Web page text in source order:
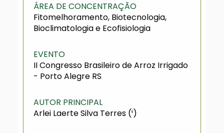
ÁREA DE CONCENTRAÇÃO
Fitomelhoramento, Biotecnologia,
Bioclimatologia e Ecofisiologia
EVENTO
II Congresso Brasileiro de Arroz Irrigado
- Porto Alegre RS
AUTOR PRINCIPAL
Arlei Laerte Silva Terres (¹)